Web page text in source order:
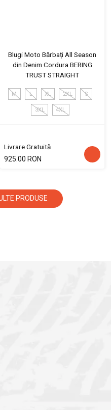
Blugi Moto Bărbați All Season
din Denim Cordura BERING
TRUST STRAIGHT
M L XL 2XL S
3XL 4XL
Livrare Gratuită
925.00 RON
PRODUSE